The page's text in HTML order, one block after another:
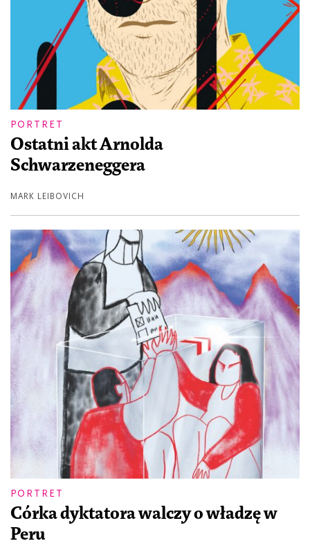
PORTRET
Ostatni akt Arnolda
Schwarzeneggera
MARK LEIBOVICH
PORTRET
Córka dyktatora walczy o władzę w
Peru